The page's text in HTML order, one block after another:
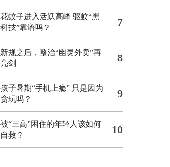
花蚊子进入活跃高峰 驱蚊“黑
科技”靠谱吗？
7
新规之后，整治“幽灵外卖”再
亮剑
8
孩子暑期“手机上瘾” 只是因为
贪玩吗？
9
被“三高”困住的年轻人该如何
自救？
10